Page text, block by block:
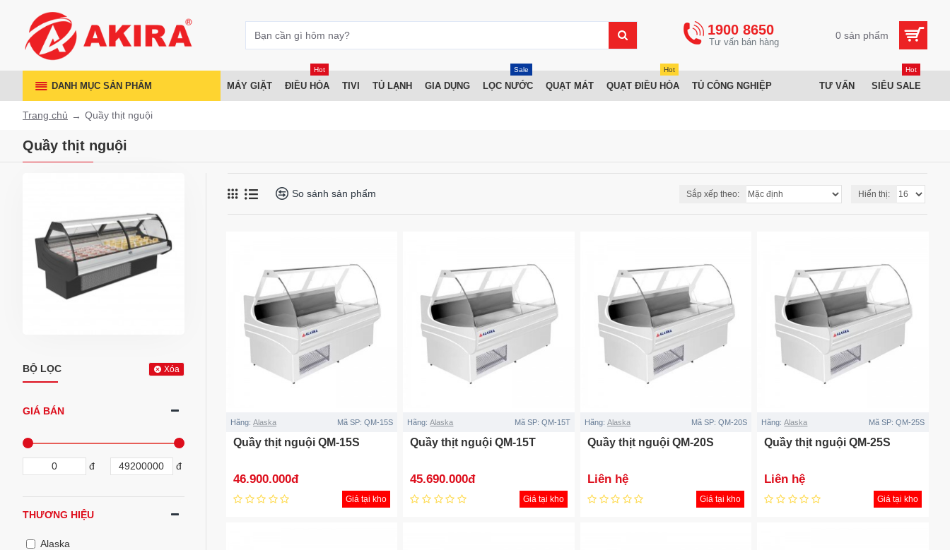
1900 8650 0 sản phẩm
DANH MỤC SẢN PHẨM MÁY GIẶT ĐIỀU HÒA
Hot
TIVI TỦ LẠNH GIA DỤNG LỌC NƯỚC
Sale
QUẠT MÁT QUẠT ĐIỀU HÒA
Hot
TỦ CÔNG NGHIỆP TƯ VẤN SIÊU SALE
Hot
Trang chủ Quầy thịt nguội
Quầy thịt nguội
BỘ LỌC Xóa
GIÁ BÁN
đ đ
THƯƠNG HIỆU
Alaska
So sánh sản phẩm Sắp xếp theo: Hiển thị:
Hãng: Alaska Mã SP: QM-15S
Quầy thịt nguội QM-15S
46.900.000đ
Giá tại kho
Hãng: Alaska Mã SP: QM-15T
Quầy thịt nguội QM-15T
45.690.000đ
Giá tại kho
Hãng: Alaska Mã SP: QM-20S
Quầy thịt nguội QM-20S
Liên hệ
Giá tại kho
Hãng: Alaska Mã SP: QM-25S
Quầy thịt nguội QM-25S
Liên hệ
Giá tại kho